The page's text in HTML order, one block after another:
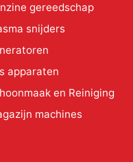
gereedschap
snijders
apparaten
en Reiniging
machines